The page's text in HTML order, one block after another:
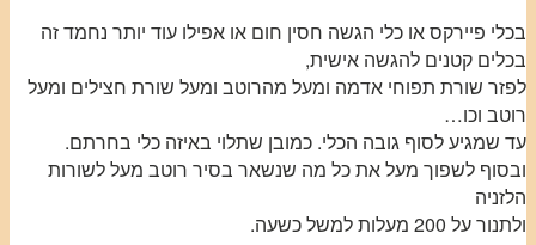
בכלי פיירקס או כלי הגשה חסין חום או אפילו עוד יותר נחמד זה
בכלים קטנים להגשה אישית,
לפזר שורת תפוחי אדמה ומעל מהרוטב ומעל שורת חצילים ומעל
רוטב וכו…
עד שמגיע לסוף גובה הכלי. כמובן שתלוי באיזה כלי בחרתם.
ובסוף לשפוך מעל את כל מה שנשאר בסיר רוטב מעל לשורות
הלזניה
ולתנור על 200 מעלות למשל כשעה.